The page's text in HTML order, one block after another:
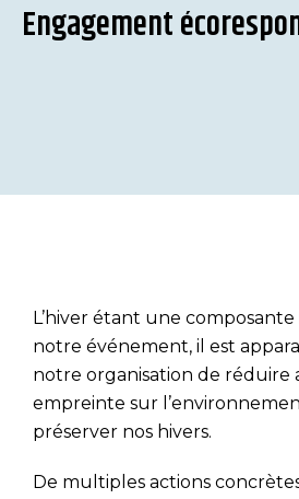
Engagement
L’hiver étant une
notre événement, il est
notre organisation de réduire
empreinte sur
préserver nos hivers.
De multiples actions